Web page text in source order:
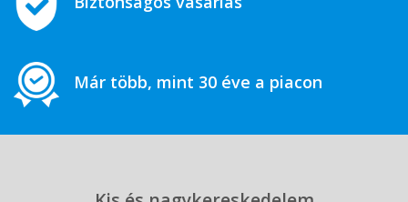
Már több, mint 30 éve a piacon